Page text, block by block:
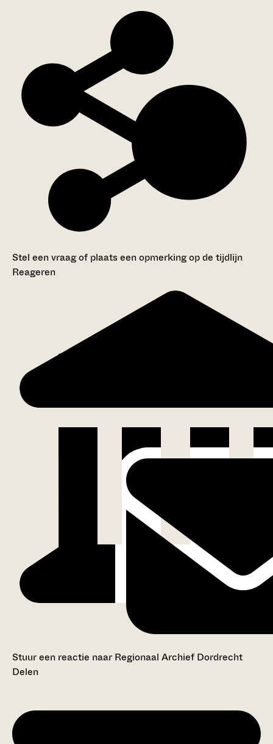
Stel een vraag of plaats een opmerking op de tijdlijn
Reageren
Stuur een reactie naar Regionaal Archief Dordrecht
Delen